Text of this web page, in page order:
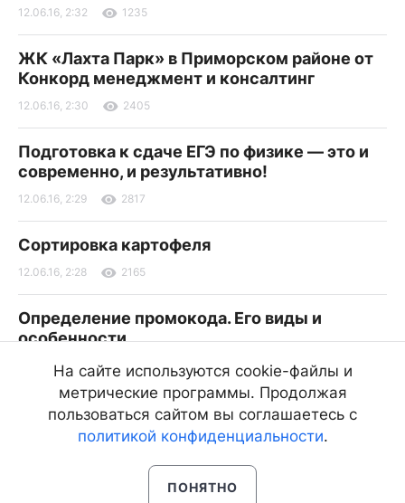
12.06.16, 2:32 1235
ЖК «Лахта Парк» в Приморском районе от
Конкорд менеджмент и консалтинг
12.06.16, 2:30 2405
Подготовка к сдаче ЕГЭ по физике — это и
современно, и результативно!
12.06.16, 2:29 2817
Сортировка картофеля
12.06.16, 2:28 2165
Определение промокода. Его виды и
особенности
12.06.16, 2:27 1127
С чего начать выбор очков Ray Ban
12.06.16, 2:26 1391
На сайте используются cookie-файлы и
метрические программы. Продолжая
пользоваться сайтом вы соглашаетесь с
политикой конфиденциальности.
ПОНЯТНО